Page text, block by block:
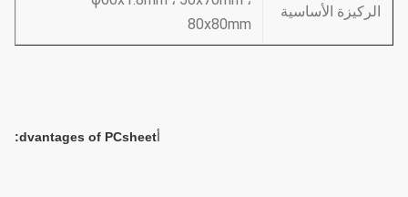
الركيزة الأساسية
80x80mm
أdvantages of PCsheet: